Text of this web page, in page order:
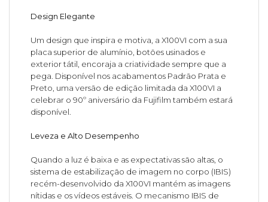
Design Elegante
Um design que inspira e motiva, a X100VI com a sua
placa superior de alumínio, botões usinados e
exterior tátil, encoraja a criatividade sempre que a
pega. Disponível nos acabamentos Padrão Prata e
Preto, uma versão de edição limitada da X100VI a
celebrar o 90º aniversário da Fujifilm também estará
disponível.
Leveza e Alto Desempenho
Quando a luz é baixa e as expectativas são altas, o
sistema de estabilização de imagem no corpo (IBIS)
recém-desenvolvido da X100VI mantém as imagens
nítidas e os vídeos estáveis. O mecanismo IBIS de